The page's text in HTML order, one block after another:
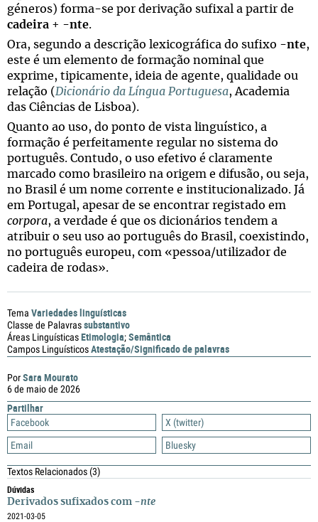
PorSara Mourato
6 de maio de 2026
Partilhar
Facebook
X (twitter)
Email
Bluesky
Textos Relacionados(3)
Dúvidas
Derivados sufixados com -nte
2021-03-05
géneros) forma-se por derivação sufixal a partir de
cadeira + -nte.
Ora, segundo a descrição lexicográfica do sufixo -nte,
este é um elemento de formação nominal que
exprime, tipicamente, ideia de agente, qualidade ou
relação ( Dicionário da Língua Portuguesa, Academia
das Ciências de Lisboa).
Quanto ao uso, do ponto de vista linguístico, a
formação é perfeitamente regular no sistema do
português. Contudo, o uso efetivo é claramente
marcado como brasileiro na origem e difusão, ou seja,
no Brasil é um nome corrente e institucionalizado. Já
em Portugal, apesar de se encontrar registado em
corpora, a verdade é que os dicionários tendem a
atribuir o seu uso ao português do Brasil, coexistindo,
no português europeu, com «pessoa/utilizador de
cadeira de rodas».
Tema Variedades linguísticas
Classe de Palavrassubstantivo
Áreas LinguísticasEtimologia;Semântica
Campos LinguísticosAtestação/Significado de palavras